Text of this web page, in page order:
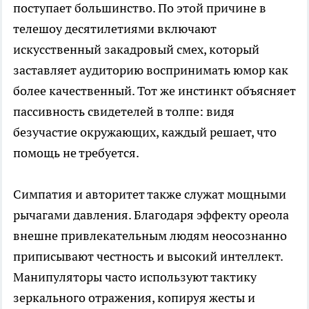
поступает большинство. По этой причине в
телешоу десятилетиями включают
искусственный закадровый смех, который
заставляет аудиторию воспринимать юмор как
более качественный. Тот же инстинкт объясняет
пассивность свидетелей в толпе: видя
безучастие окружающих, каждый решает, что
помощь не требуется.
Симпатия и авторитет также служат мощными
рычагами давления. Благодаря эффекту ореола
внешне привлекательным людям неосознанно
приписывают честность и высокий интеллект.
Манипуляторы часто используют тактику
зеркального отражения, копируя жесты и